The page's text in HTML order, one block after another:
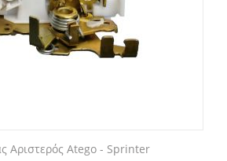
Αριστερός Atego - Sprinter